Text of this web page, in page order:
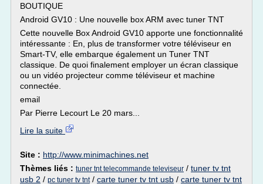
BOUTIQUE
Android GV10 : Une nouvelle box ARM avec tuner TNT
Cette nouvelle Box Android GV10 apporte une fonctionnalité
intéressante : En, plus de transformer votre téléviseur en
Smart-TV, elle embarque également un Tuner TNT
classique. De quoi finalement employer un écran classique
ou un vidéo projecteur comme téléviseur et machine
connectée.
email
Par Pierre Lecourt Le 20 mars...
Lire la suite
Site : http://www.minimachines.net
Thèmes liés : tuner tnt telecommande televiseur / tuner tv tnt
usb 2 / pc tuner tv tnt/ carte tuner tv tnt usb / carte tuner tv tnt